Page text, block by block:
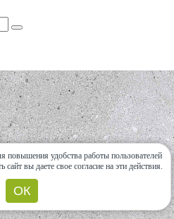
повышения удобства работы пользователей
вы даете свое согласие на эти действия.
ОК